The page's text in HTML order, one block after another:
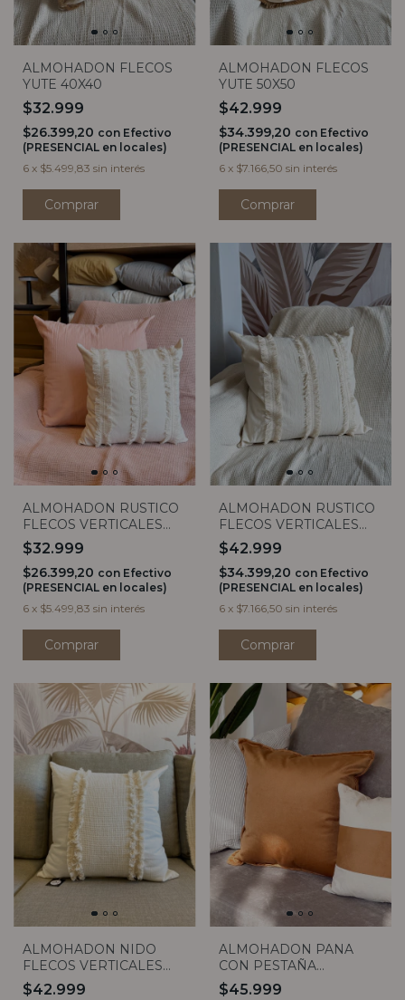
ALMOHADON FLECOS
YUTE 40X40
$32.999
$26.399,20 con Efectivo
(PRESENCIAL en locales)
6 x $5.499,83 sin interés
Comprar
ALMOHADON FLECOS
YUTE 50X50
$42.999
$34.399,20 con Efectivo
(PRESENCIAL en locales)
6 x $7.166,50 sin interés
Comprar
ALMOHADON RUSTICO
FLECOS VERTICALES
40x40
$32.999
$26.399,20 con Efectivo
(PRESENCIAL en locales)
6 x $5.499,83 sin interés
Comprar
ALMOHADON RUSTICO
FLECOS VERTICALES
50X50
$42.999
$34.399,20 con Efectivo
(PRESENCIAL en locales)
6 x $7.166,50 sin interés
Comprar
ALMOHADON NIDO
FLECOS VERTICALES
50x50
$42.999
ALMOHADON PANA
CON PESTAÑA
AVELLANA 50X50
$45.999